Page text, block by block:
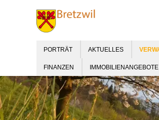
PORTRÄT AKTUELLES
FINANZEN IMMOBILIENANGEBOTE